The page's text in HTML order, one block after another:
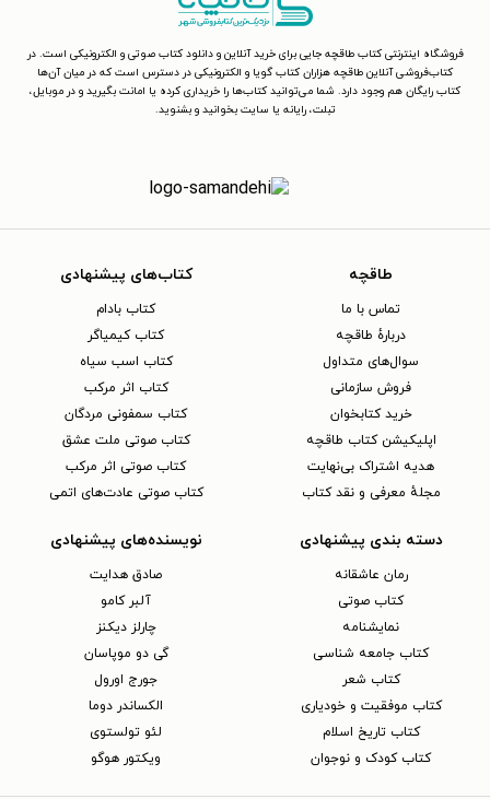
فروشگاه اینترنتی کتاب طاقچه جایی برای خرید آنلاین و دانلود کتاب صوتی و الکترونیکی است. در
کتاب‌فروشی آنلاین طاقچه هزاران کتاب گویا و الکترونیکی در دسترس است که در میان آن‌ها
کتاب رایگان هم وجود دارد. شما می‌توانید کتاب‌ها را خریداری کرده یا امانت بگیرید و در موبایل،
تبلت، رایانه یا سایت بخوانید و بشنوید.
طاقچه
تماس با ما
دربارهٔ طاقچه
سوال‌های متداول
فروش سازمانی
خرید کتابخوان
اپلیکیشن کتاب طاقچه
هدیه اشتراک بی‌نهایت
مجلهٔ معرفی و نقد کتاب
کتاب‌های پیشنهادی
کتاب بادام
کتاب کیمیاگر
کتاب اسب سیاه
کتاب اثر مرکب
کتاب سمفونی مردگان
کتاب صوتی ملت عشق
کتاب صوتی اثر مرکب
کتاب صوتی عادت‌های اتمی
دسته بندی پیشنهادی
رمان عاشقانه
کتاب‌ صوتی
نمایشنامه
کتاب جامعه شناسی
کتاب شعر
کتاب موفقیت و خودیاری
کتاب تاریخ اسلام
کتاب کودک و نوجوان
نویسنده‌های پیشنهادی
صادق هدایت
آلبر کامو
چارلز دیکنز
گی دو موپاسان
جورج اورول
الکساندر دوما
لئو تولستوی
ویکتور هوگو